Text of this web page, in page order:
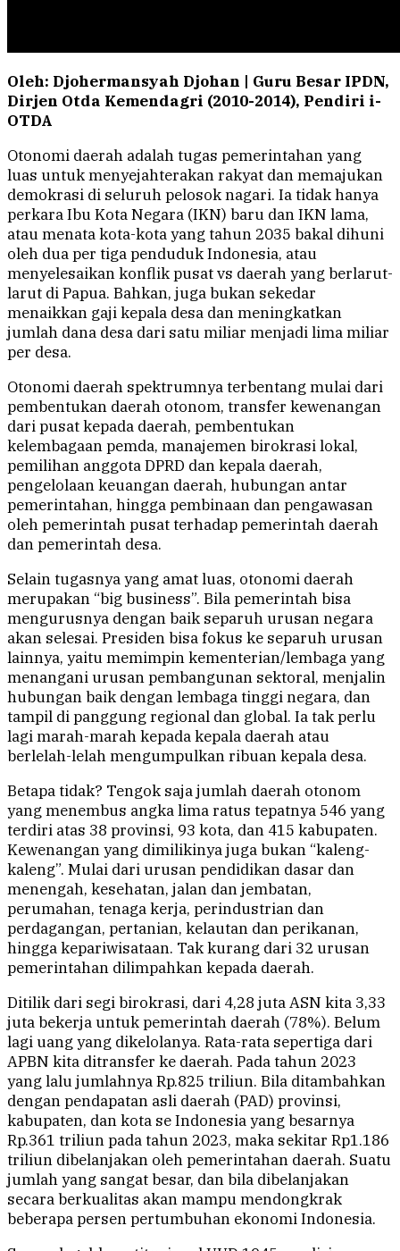
Oleh: Djohermansyah Djohan | Guru Besar IPDN,
Dirjen Otda Kemendagri (2010-2014), Pendiri i-
OTDA
Otonomi daerah adalah tugas pemerintahan yang
luas untuk menyejahterakan rakyat dan memajukan
demokrasi di seluruh pelosok nagari. Ia tidak hanya
perkara Ibu Kota Negara (IKN) baru dan IKN lama,
atau menata kota-kota yang tahun 2035 bakal dihuni
oleh dua per tiga penduduk Indonesia, atau
menyelesaikan konflik pusat vs daerah yang berlarut-
larut di Papua. Bahkan, juga bukan sekedar
menaikkan gaji kepala desa dan meningkatkan
jumlah dana desa dari satu miliar menjadi lima miliar
per desa.
Otonomi daerah spektrumnya terbentang mulai dari
pembentukan daerah otonom, transfer kewenangan
dari pusat kepada daerah, pembentukan
kelembagaan pemda, manajemen birokrasi lokal,
pemilihan anggota DPRD dan kepala daerah,
pengelolaan keuangan daerah, hubungan antar
pemerintahan, hingga pembinaan dan pengawasan
oleh pemerintah pusat terhadap pemerintah daerah
dan pemerintah desa.
Selain tugasnya yang amat luas, otonomi daerah
merupakan “big business”. Bila pemerintah bisa
mengurusnya dengan baik separuh urusan negara
akan selesai. Presiden bisa fokus ke separuh urusan
lainnya, yaitu memimpin kementerian/lembaga yang
menangani urusan pembangunan sektoral, menjalin
hubungan baik dengan lembaga tinggi negara, dan
tampil di panggung regional dan global. Ia tak perlu
lagi marah-marah kepada kepala daerah atau
berlelah-lelah mengumpulkan ribuan kepala desa.
Betapa tidak? Tengok saja jumlah daerah otonom
yang menembus angka lima ratus tepatnya 546 yang
terdiri atas 38 provinsi, 93 kota, dan 415 kabupaten.
Kewenangan yang dimilikinya juga bukan “kaleng-
kaleng”. Mulai dari urusan pendidikan dasar dan
menengah, kesehatan, jalan dan jembatan,
perumahan, tenaga kerja, perindustrian dan
perdagangan, pertanian, kelautan dan perikanan,
hingga kepariwisataan. Tak kurang dari 32 urusan
pemerintahan dilimpahkan kepada daerah.
Ditilik dari segi birokrasi, dari 4,28 juta ASN kita 3,33
juta bekerja untuk pemerintah daerah (78%). Belum
lagi uang yang dikelolanya. Rata-rata sepertiga dari
APBN kita ditransfer ke daerah. Pada tahun 2023
yang lalu jumlahnya Rp.825 triliun. Bila ditambahkan
dengan pendapatan asli daerah (PAD) provinsi,
kabupaten, dan kota se Indonesia yang besarnya
Rp.361 triliun pada tahun 2023, maka sekitar Rp1.186
triliun dibelanjakan oleh pemerintahan daerah. Suatu
jumlah yang sangat besar, dan bila dibelanjakan
secara berkualitas akan mampu mendongkrak
beberapa persen pertumbuhan ekonomi Indonesia.